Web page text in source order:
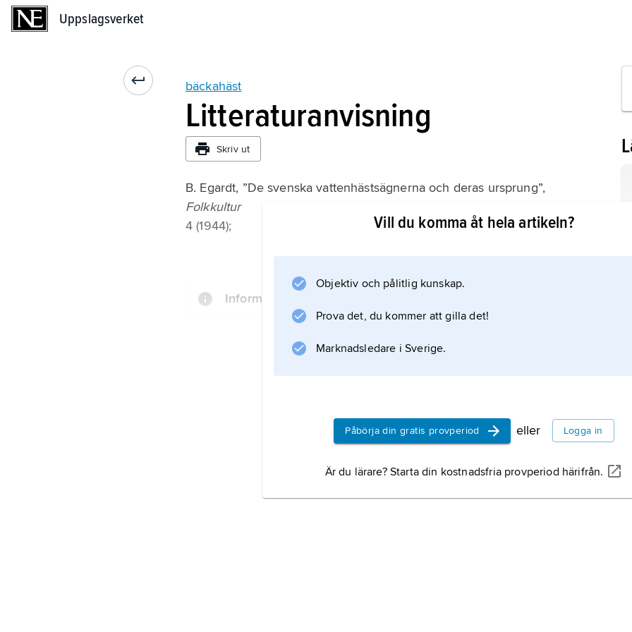
Uppslagsverket
bäckahäst
Litteraturanvisning
Skriv ut
B. Egardt, ”De svenska vattenhästsägnerna och deras ursprung”,
Folkkultur
4 (1944);
Information om artikeln
Vill du komma åt hela artikeln?
Objektiv och pålitlig kunskap.
Prova det, du kommer att gilla det!
Marknadsledare i Sverige.
Påbörja din gratis provperiod eller Logga in
Är du lärare? Starta din kostnadsfria provperiod härifrån.